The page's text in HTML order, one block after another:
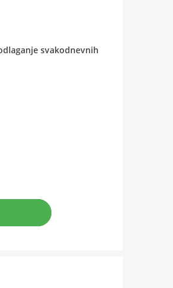
svakodnevnih